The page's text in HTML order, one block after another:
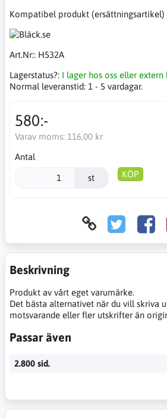
Kompatibel produkt (ersättningsartikel)
Art.Nr:: H532A
Lagerstatus?: I lager hos oss eller extern
Normal leveranstid: 1 - 5 vardagar.
580:-
Varav moms: 116,00 kr
Antal
st KÖP
Beskrivning
Produkt av vårt eget varumärke.
Det bästa alternativet när du vill skriva
motsvarande eller fler utskrifter än
Passar även
2.800 sid.